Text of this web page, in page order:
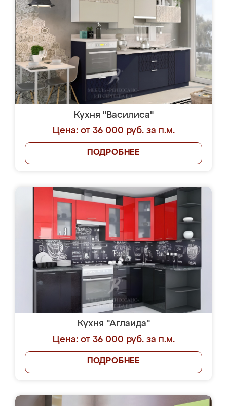
Кухня "Василиса"
Цена: от 36 000 руб. за п.м.
ПОДРОБНЕЕ
Кухня "Аглаида"
Цена: от 36 000 руб. за п.м.
ПОДРОБНЕЕ